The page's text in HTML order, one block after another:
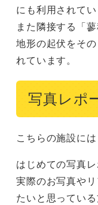
にも利用されてい
また隣接する「
地形の起伏をそ
れています。
写真レポ
こちらの施設に
はじめての写真
実際のお写真や
たいと思ってい